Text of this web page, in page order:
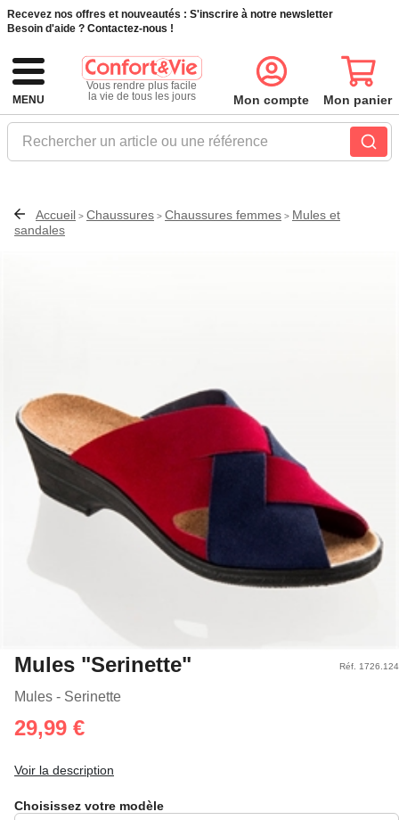
Recevez nos offres et nouveautés : S'inscrire à notre newsletter
Besoin d'aide ? Contactez-nous !
MENU
Vous rendre plus facile
la vie de tous les jours
Rechercher un article ou une référence
Mon compte Mon panier
Accueil > Chaussures > Chaussures femmes > Mules et
sandales
Mules "Serinette"
Mules - Serinette
Réf. 1726.124
29,99 €
Voir la description
Choisissez votre modèle